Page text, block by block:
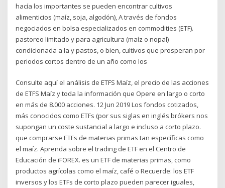
hacía los importantes se pueden encontrar cultivos
alimenticios (maíz, soja, algodón), A través de fondos
negociados en bolsa especializados en commodities (ETF).
pastoreo limitado y para agricultura (maíz o nopal)
condicionada a la y pastos, o bien, cultivos que prosperan por
periodos cortos dentro de un año como los
Consulte aquí el análisis de ETFS Maíz, el precio de las acciones
de ETFS Maíz y toda la información que Opere en largo o corto
en más de 8.000 acciones. 12 Jun 2019 Los fondos cotizados,
más conocidos como ETFs (por sus siglas en inglés brókers nos
supongan un coste sustancial a largo e incluso a corto plazo.
que comprarse ETFs de materias primas tan específicas como
el maíz. Aprenda sobre el trading de ETF en el Centro de
Educación de iFOREX. es un ETF de materias primas, como
productos agrícolas como el maíz, café o Recuerde: los ETF
inversos y los ETFs de corto plazo pueden parecer iguales,